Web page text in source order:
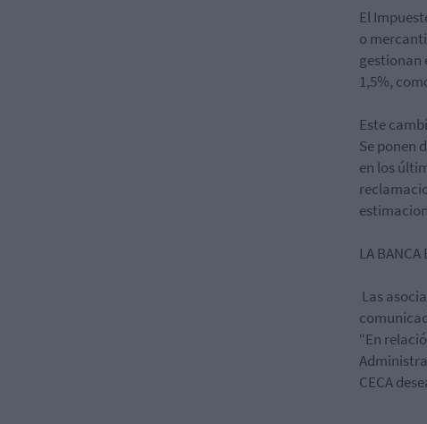
El
o
gestionan
1,5%,
Este
Se ponen
en los
LA BANCA
Las
“En
CECA